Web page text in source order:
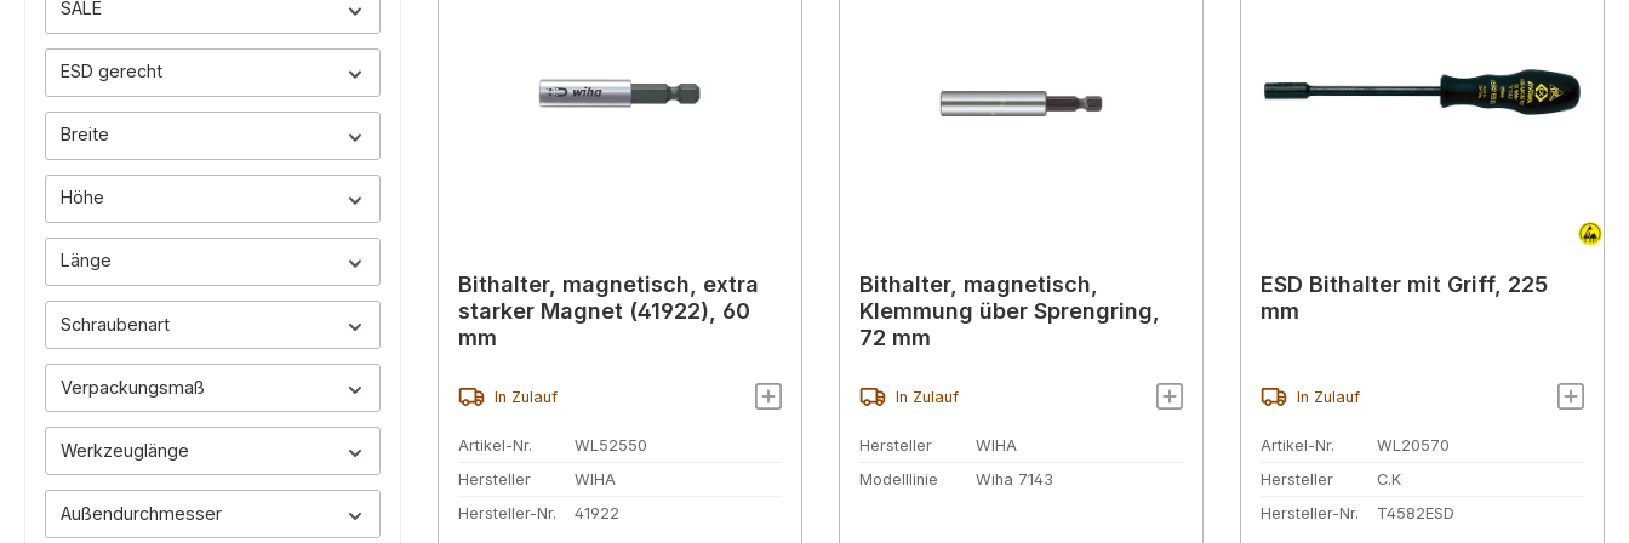
SALE
ESD gerecht
Breite
Höhe
Länge
Schraubenart
Verpackungsmaß
Werkzeuglänge
Außendurchmesser
Bithalter, magnetisch, extra
starker Magnet (41922), 60
mm
In Zulauf
Artikel-Nr.
WL52550
Hersteller
WIHA
Hersteller-Nr.
41922
Bithalter, magnetisch,
Klemmung über Sprengring,
72 mm
In Zulauf
Hersteller
WIHA
Modelllinie
Wiha 7143
ESD Bithalter mit Griff, 225
mm
In Zulauf
Artikel-Nr.
WL20570
Hersteller
C.K
Hersteller-Nr.
T4582ESD